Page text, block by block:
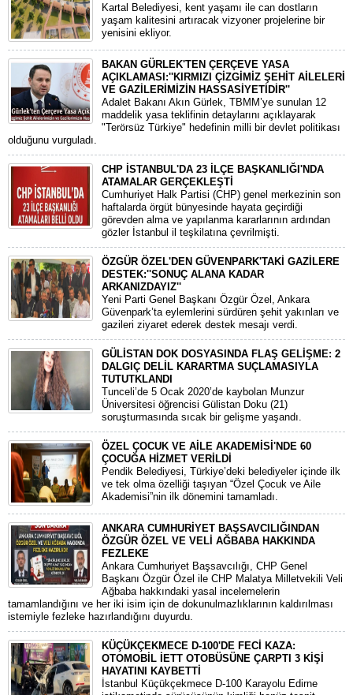
Kartal Belediyesi, kent yaşamı ile can dostların
yaşam kalitesini artıracak vizyoner projelerine bir
yenisini ekliyor.
BAKAN GÜRLEK'TEN ÇERÇEVE YASA
AÇIKLAMASI:''KIRMIZI ÇİZGİMİZ ŞEHİT AİLELERİ
VE GAZİLERİMİZİN HASSASİYETİDİR''
Adalet Bakanı Akın Gürlek, TBMM’ye sunulan 12
maddelik yasa teklifinin detaylarını açıklayarak
"Terörsüz Türkiye" hedefinin milli bir devlet politikası
olduğunu vurguladı.
CHP İSTANBUL'DA 23 İLÇE BAŞKANLIĞI'NDA
ATAMALAR GERÇEKLEŞTİ
​Cumhuriyet Halk Partisi (CHP) genel merkezinin son
haftalarda örgüt bünyesinde hayata geçirdiği
görevden alma ve yapılanma kararlarının ardından
gözler İstanbul il teşkilatına çevrilmişti.
ÖZGÜR ÖZEL'DEN GÜVENPARK'TAKİ GAZİLERE
DESTEK:''SONUÇ ALANA KADAR
ARKANIZDAYIZ''
​Yeni Parti Genel Başkanı Özgür Özel, Ankara
Güvenpark’ta eylemlerini sürdüren şehit yakınları ve
gazileri ziyaret ederek destek mesajı verdi.
GÜLİSTAN DOK DOSYASINDA FLAŞ GELİŞME: 2
DALGIÇ DELİL KARARTMA SUÇLAMASIYLA
TUTUTKLANDI
​Tunceli’de 5 Ocak 2020’de kaybolan Munzur
Üniversitesi öğrencisi Gülistan Doku (21)
soruşturmasında sıcak bir gelişme yaşandı.
ÖZEL ÇOCUK VE AİLE AKADEMİSİ'NDE 60
ÇOCUĞA HİZMET VERİLDİ
Pendik Belediyesi, Türkiye’deki belediyeler içinde ilk
ve tek olma özelliği taşıyan “Özel Çocuk ve Aile
Akademisi”nin ilk dönemini tamamladı.
ANKARA CUMHURİYET BAŞSAVCILIĞINDAN
ÖZGÜR ÖZEL VE VELİ AĞBABA HAKKINDA
FEZLEKE
​Ankara Cumhuriyet Başsavcılığı, CHP Genel
Başkanı Özgür Özel ile CHP Malatya Milletvekili Veli
Ağbaba hakkındaki yasal incelemelerin
tamamlandığını ve her iki isim için de dokunulmazlıklarının kaldırılması
istemiyle fezleke hazırlandığını duyurdu.
KÜÇÜKÇEKMECE D-100'DE FECİ KAZA:
OTOMOBİL İETT OTOBÜSÜNE ÇARPTI 3 KİŞİ
HAYATINI KAYBETTİ
​İstanbul Küçükçekmece D-100 Karayolu Edirne